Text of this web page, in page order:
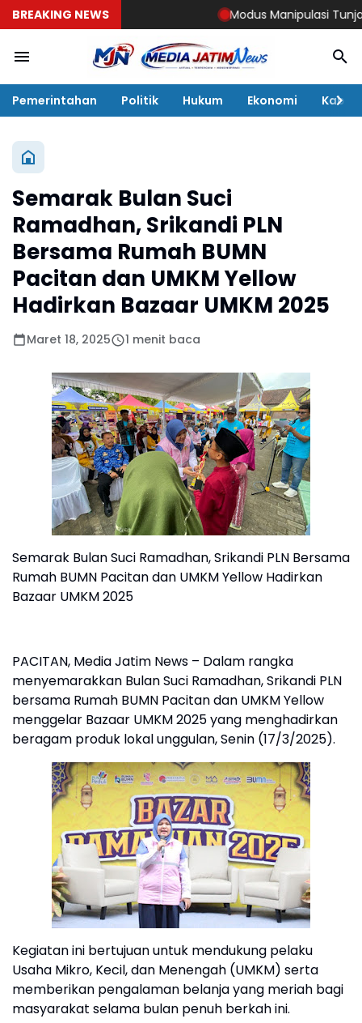
BREAKING NEWS Modus Manipulasi Tunjangan
Pemerintahan Politik Hukum Ekonomi Kabar
Semarak Bulan Suci
Ramadhan, Srikandi PLN
Bersama Rumah BUMN
Pacitan dan UMKM Yellow
Hadirkan Bazaar UMKM 2025
Maret 18, 2025 1 menit baca
Semarak Bulan Suci Ramadhan, Srikandi PLN Bersama
Rumah BUMN Pacitan dan UMKM Yellow Hadirkan
Bazaar UMKM 2025
PACITAN, Media Jatim News – Dalam rangka
menyemarakkan Bulan Suci Ramadhan, Srikandi PLN
bersama Rumah BUMN Pacitan dan UMKM Yellow
menggelar Bazaar UMKM 2025 yang menghadirkan
beragam produk lokal unggulan, Senin (17/3/2025).
Kegiatan ini bertujuan untuk mendukung pelaku
Usaha Mikro, Kecil, dan Menengah (UMKM) serta
memberikan pengalaman belanja yang meriah bagi
masyarakat selama bulan penuh berkah ini.